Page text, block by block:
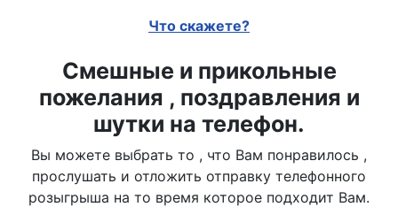
Что скажете?
Смешные и прикольные
пожелания , поздравления и
шутки на телефон.
Вы можете выбрать то , что Вам понравилось ,
прослушать и отложить отправку телефонного
розыгрыша на то время которое подходит Вам.